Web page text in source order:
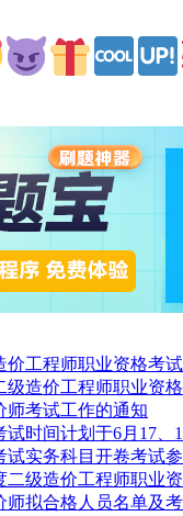
价工程师职业资格考
级造价工程师职业资
师考试工作的通知
时间计划于6月17、
试实务科目开卷考试
二级造价工程师职业
师拟合格人员名单及